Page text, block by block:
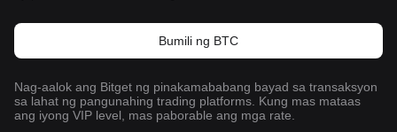
Bumili ng BTC
Nag-aalok ang Bitget ng pinakamababang bayad sa transaksyon
sa lahat ng pangunahing trading platforms. Kung mas mataas
ang iyong VIP level, mas paborable ang mga rate.